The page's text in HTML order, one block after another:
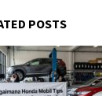
POSTS